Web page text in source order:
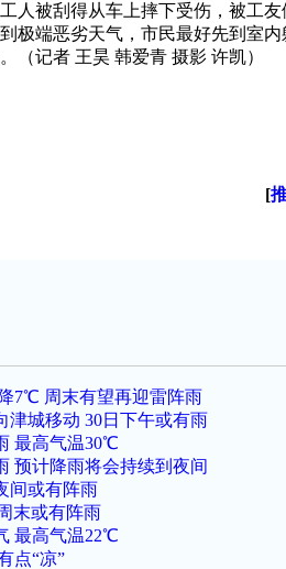
人被刮得从车上摔下受伤，被工
极端恶劣天气，市民最好先到室
（记者 王昊 韩爱青 摄影 许凯）
[
7℃ 周末有望再迎雷阵雨
津城移动 30日下午或有雨
最高气温30℃
预计降雨将会持续到夜间
间或有阵雨
末或有阵雨
最高气温22℃
点“凉”